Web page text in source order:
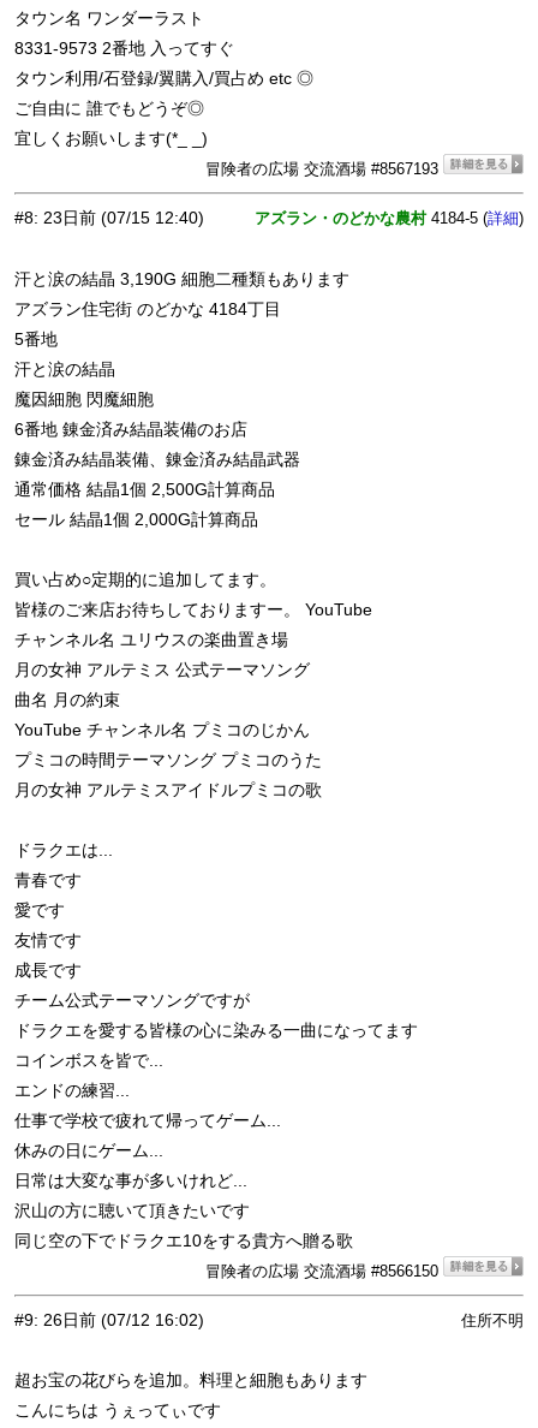
タウン名 ワンダーラスト
8331-9573 2番地 入ってすぐ
タウン利用/石登録/翼購入/買占め etc ◎
ご自由に 誰でもどうぞ◎
宜しくお願いします(*_ _)
冒険者の広場 交流酒場 #8567193
#8: 23日前 (07/15 12:40) アズラン・のどかな農村4184-5 (詳細)
汗と涙の結晶 3,190G 細胞二種類もあります
アズラン住宅街 のどかな 4184丁目
5番地
汗と涙の結晶
魔因細胞 閃魔細胞
6番地 錬金済み結晶装備のお店
錬金済み結晶装備、錬金済み結晶武器
通常価格 結晶1個 2,500G計算商品
セール 結晶1個 2,000G計算商品
買い占め○定期的に追加してます。
皆様のご来店お待ちしておりますー。 YouTube
チャンネル名 ユリウスの楽曲置き場
月の女神 アルテミス 公式テーマソング
曲名 月の約束
YouTube チャンネル名 プミコのじかん
プミコの時間テーマソング プミコのうた
月の女神 アルテミスアイドルプミコの歌
ドラクエは...
青春です
愛です
友情です
成長です
チーム公式テーマソングですが
ドラクエを愛する皆様の心に染みる一曲になってます
コインボスを皆で...
エンドの練習...
仕事で学校で疲れて帰ってゲーム...
休みの日にゲーム...
日常は大変な事が多いけれど...
沢山の方に聴いて頂きたいです
同じ空の下でドラクエ10をする貴方へ贈る歌
冒険者の広場 交流酒場 #8566150
#9: 26日前 (07/12 16:02) 住所不明
超お宝の花びらを追加。料理と細胞もあります
こんにちは うぇってぃです